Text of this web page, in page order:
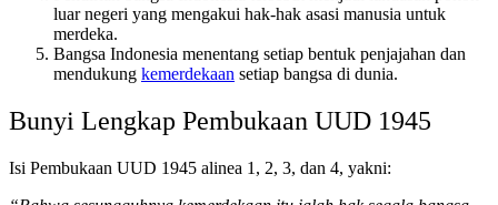
luar negeri yang mengakui hak-hak asasi manusia untuk
merdeka.
Bangsa Indonesia menentang setiap bentuk penjajahan dan
mendukung kemerdekaan setiap bangsa di dunia.
Bunyi Lengkap Pembukaan UUD 1945
Isi Pembukaan UUD 1945 alinea 1, 2, 3, dan 4, yakni: